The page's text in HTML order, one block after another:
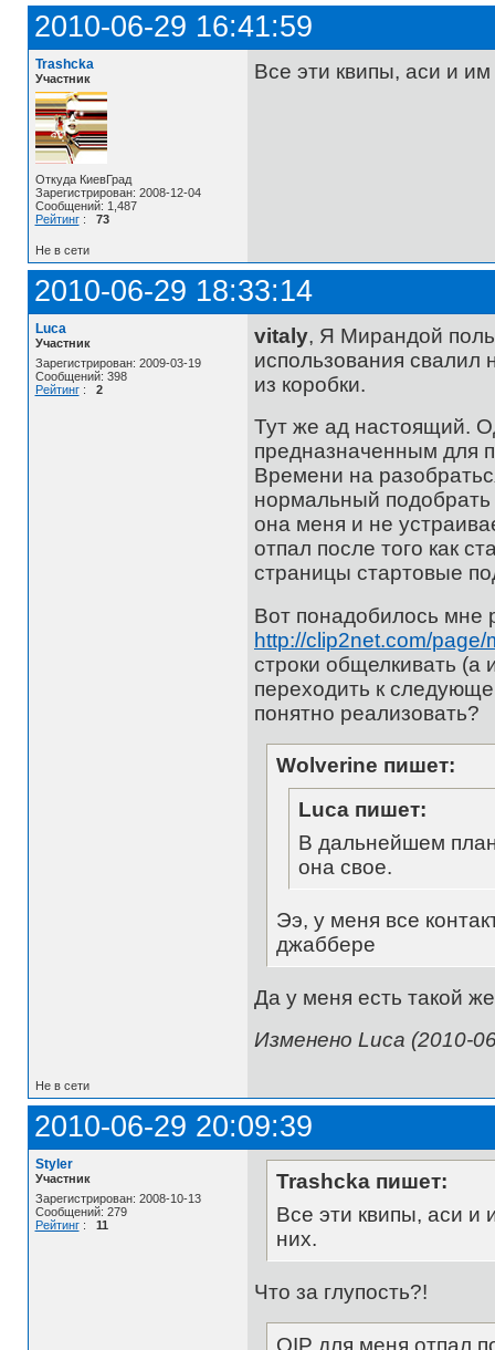
2010-06-29 16:41:59
Trashcka
Участник
Откуда КиевГрад
Зарегистрирован: 2008-12-04
Сообщений: 1,487
Рейтинг: 73
Все эти квипы, аси и
Не в сети
2010-06-29 18:33:14
Luca
Участник
Зарегистрирован: 2009-03-19
Сообщений: 398
Рейтинг: 2
vitaly, Я Мирандой
использования свалил
из коробки.
Тут же ад настоящий.
предназначенным для
Времени на
нормальный
она меня и не
отпал после того как
страницы стартовые
Вот понадобилось
http://clip2net.com/page/
строки общелкивать
переходить к
понятно реализовать?
Wolverine пишет:
Luca пишет:
В дальнейшем
она свое.
Ээ, у меня все
джаббере
Да у меня есть такой
Изменено Luca (2010-
Не в сети
2010-06-29 20:09:39
Styler
Участник
Зарегистрирован: 2008-10-13
Сообщений: 279
Рейтинг: 11
Trashcka пишет:
Все эти квипы, аси и
них.
Что за глупость?!
QIP для меня отпал